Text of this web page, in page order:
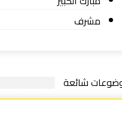
مشرف
شائعة